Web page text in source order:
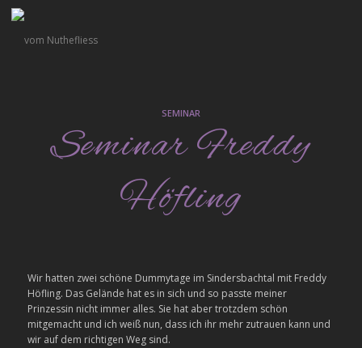
SEMINAR
Seminar Freddy
Höfling
Wir hatten zwei schöne Dummytage im Sindersbachtal mit Freddy
Höfling. Das Gelände hat es in sich und so passte meiner
Prinzessin nicht immer alles. Sie hat aber trotzdem schön
mitgemacht und ich weiß nun, dass ich ihr mehr zutrauen kann und
wir auf dem richtigen Weg sind.